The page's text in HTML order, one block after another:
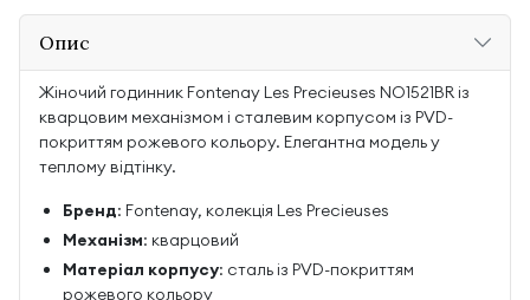
Опис
Жіночий годинник Fontenay Les Precieuses NO1521BR із
кварцовим механізмом і сталевим корпусом із PVD-
покриттям рожевого кольору. Елегантна модель у
теплому відтінку.
Бренд: Fontenay, колекція Les Precieuses
Механізм: кварцовий
Матеріал корпусу: сталь із PVD-покриттям
рожевого кольору